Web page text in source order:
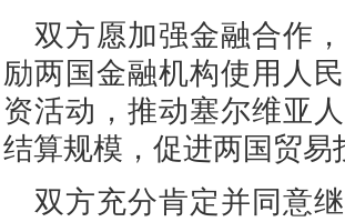
双方愿加强金融合作
励两国金融机构使用人
资活动，推动塞尔维亚
结算规模，促进两国贸易
双方充分肯定并同意